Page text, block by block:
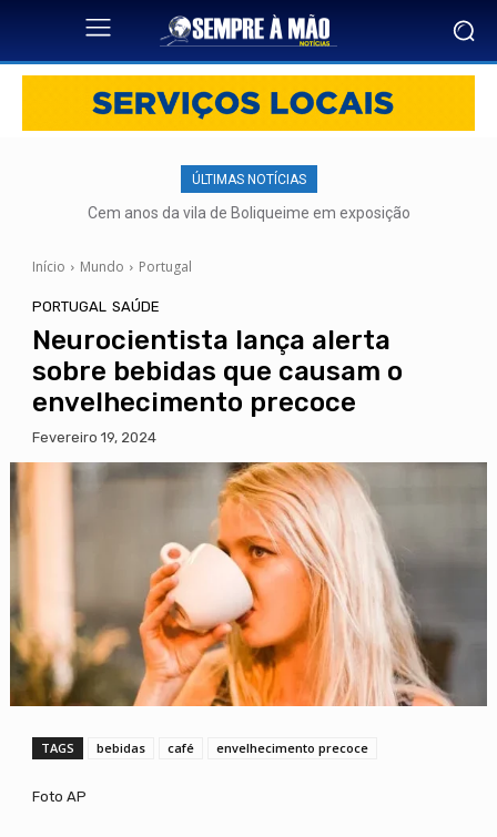
ÚLTIMAS NOTÍCIAS
Cem anos da vila de Boliqueime em exposição
Início Mundo Portugal
PORTUGAL SAÚDE
Neurocientista lança alerta
sobre bebidas que causam o
envelhecimento precoce
Fevereiro 19, 2024
TAGS bebidas café envelhecimento precoce
Foto AP